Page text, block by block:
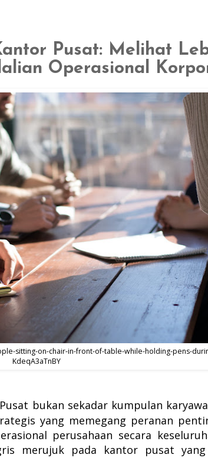
Pusat: Melihat
Operasional
sitting-on-chair-in-front-of-table-while-holding-pens-
KdeqA3aTnBY
bukan sekadar kumpulan
yang memegang peranan
perusahaan secara
merujuk pada kantor pusat yang